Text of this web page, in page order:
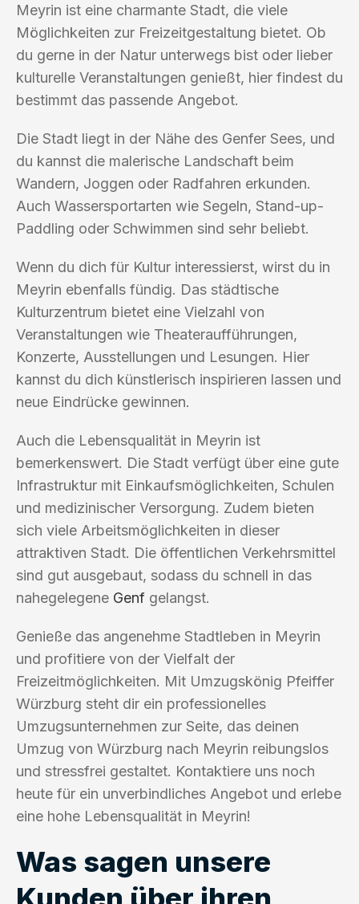
Meyrin ist eine charmante Stadt, die viele
Möglichkeiten zur Freizeitgestaltung bietet. Ob
du gerne in der Natur unterwegs bist oder lieber
kulturelle Veranstaltungen genießt, hier findest du
bestimmt das passende Angebot.
Die Stadt liegt in der Nähe des Genfer Sees, und
du kannst die malerische Landschaft beim
Wandern, Joggen oder Radfahren erkunden.
Auch Wassersportarten wie Segeln, Stand-up-
Paddling oder Schwimmen sind sehr beliebt.
Wenn du dich für Kultur interessierst, wirst du in
Meyrin ebenfalls fündig. Das städtische
Kulturzentrum bietet eine Vielzahl von
Veranstaltungen wie Theateraufführungen,
Konzerte, Ausstellungen und Lesungen. Hier
kannst du dich künstlerisch inspirieren lassen und
neue Eindrücke gewinnen.
Auch die Lebensqualität in Meyrin ist
bemerkenswert. Die Stadt verfügt über eine gute
Infrastruktur mit Einkaufsmöglichkeiten, Schulen
und medizinischer Versorgung. Zudem bieten
sich viele Arbeitsmöglichkeiten in dieser
attraktiven Stadt. Die öffentlichen Verkehrsmittel
sind gut ausgebaut, sodass du schnell in das
nahegelegene Genf gelangst.
Genieße das angenehme Stadtleben in Meyrin
und profitiere von der Vielfalt der
Freizeitmöglichkeiten. Mit Umzugskönig Pfeiffer
Würzburg steht dir ein professionelles
Umzugsunternehmen zur Seite, das deinen
Umzug von Würzburg nach Meyrin reibungslos
und stressfrei gestaltet. Kontaktiere uns noch
heute für ein unverbindliches Angebot und erlebe
eine hohe Lebensqualität in Meyrin!
Was sagen unsere